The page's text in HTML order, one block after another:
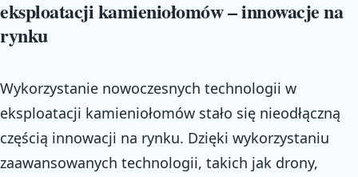
eksploatacji kamieniołomów – innowacje na
rynku
Wykorzystanie nowoczesnych technologii w
eksploatacji kamieniołomów stało się nieodłączną
częścią innowacji na rynku. Dzięki wykorzystaniu
zaawansowanych technologii, takich jak drony,